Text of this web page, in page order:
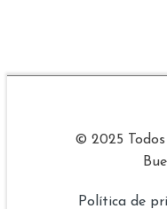
© 2025 Todos
Política de